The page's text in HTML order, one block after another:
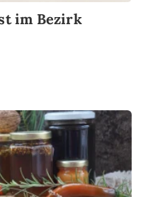
im Bezirk